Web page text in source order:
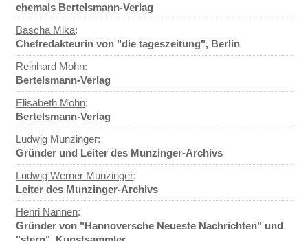
ehemals Bertelsmann-Verlag
Bascha Mika:
Chefredakteurin von "die tageszeitung", Berlin
Reinhard Mohn:
Bertelsmann-Verlag
Elisabeth Mohn:
Bertelsmann-Verlag
Ludwig Munzinger:
Gründer und Leiter des Munzinger-Archivs
Ludwig Werner Munzinger:
Leiter des Munzinger-Archivs
Henri Nannen:
Gründer von "Hannoversche Neueste Nachrichten" und